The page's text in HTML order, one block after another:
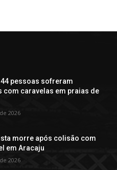
44 pessoas sofreram
com caravelas em praias de
2026
morre após colisão com
em Aracaju
2026